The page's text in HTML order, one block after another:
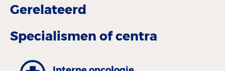
Gerelateerd
Specialismen of centra